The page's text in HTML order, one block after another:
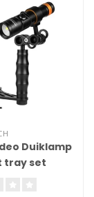
Duiklamp
tray set